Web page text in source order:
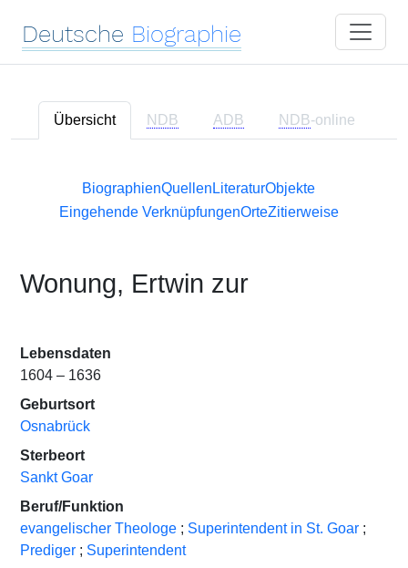
Deutsche Biographie
Übersicht NDB ADB NDB-online
BiographienQuellen LiteraturObjekte
Eingehende VerknüpfungenOrteZitierweise
Wonung, Ertwin zur
Lebensdaten
1604 – 1636
Geburtsort
Osnabrück
Sterbeort
Sankt Goar
Beruf/Funktion
evangelischer Theologe ; Superintendent in St. Goar ;
Prediger ; Superintendent